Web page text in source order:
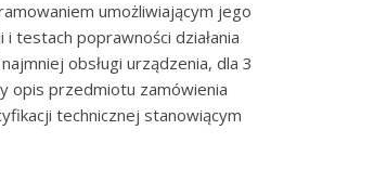
umożliwiającym jego
testach poprawności działania
obsługi urządzenia, dla 3
opis przedmiotu zamówienia
technicznej stanowiącym